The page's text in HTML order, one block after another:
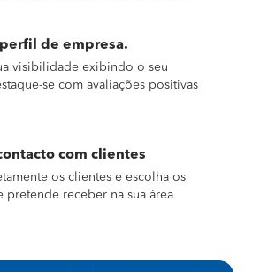
de empresa.
visibilidade exibindo o seu
se com avaliações positivas
com clientes
os clientes e escolha os
pretende receber na sua área